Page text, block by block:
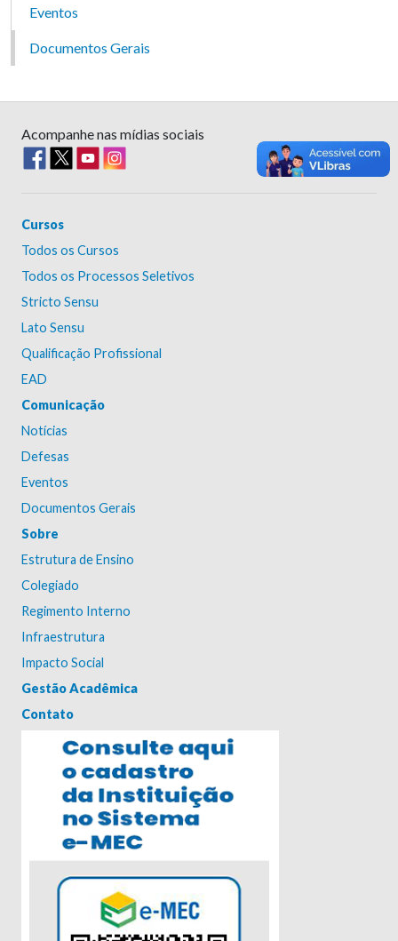
Eventos
Documentos Gerais
Acompanhe nas mídias sociais
Cursos
Todos os Cursos
Todos os Processos Seletivos
Stricto Sensu
Lato Sensu
Qualificação Profissional
EAD
Comunicação
Notícias
Defesas
Eventos
Documentos Gerais
Sobre
Estrutura de Ensino
Colegiado
Regimento Interno
Infraestrutura
Impacto Social
Gestão Acadêmica
Contato